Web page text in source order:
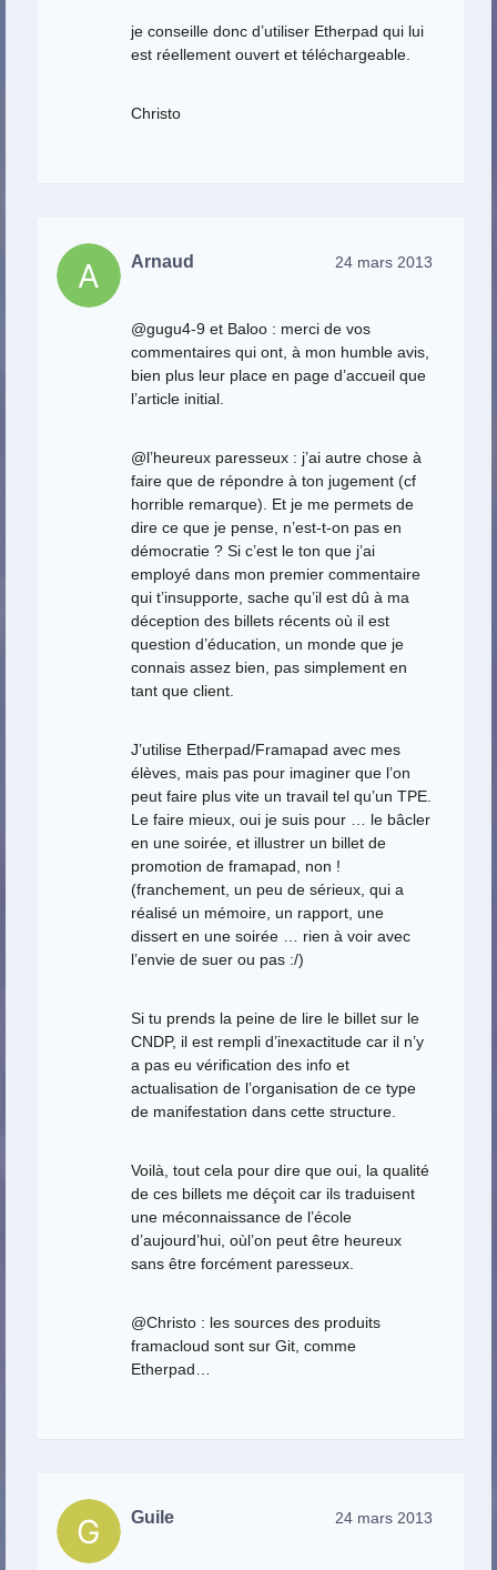
je conseille donc d’utiliser Etherpad qui lui
est réellement ouvert et téléchargeable.
Christo
Arnaud 24 mars 2013
@gugu4-9 et Baloo : merci de vos
commentaires qui ont, à mon humble avis,
bien plus leur place en page d’accueil que
l’article initial.
@l’heureux paresseux : j’ai autre chose à
faire que de répondre à ton jugement (cf
horrible remarque). Et je me permets de
dire ce que je pense, n’est-t-on pas en
démocratie ? Si c’est le ton que j’ai
employé dans mon premier commentaire
qui t’insupporte, sache qu’il est dû à ma
déception des billets récents où il est
question d’éducation, un monde que je
connais assez bien, pas simplement en
tant que client.
J’utilise Etherpad/Framapad avec mes
élèves, mais pas pour imaginer que l’on
peut faire plus vite un travail tel qu’un TPE.
Le faire mieux, oui je suis pour … le bâcler
en une soirée, et illustrer un billet de
promotion de framapad, non !
(franchement, un peu de sérieux, qui a
réalisé un mémoire, un rapport, une
dissert en une soirée … rien à voir avec
l’envie de suer ou pas :/)
Si tu prends la peine de lire le billet sur le
CNDP, il est rempli d’inexactitude car il n’y
a pas eu vérification des info et
actualisation de l’organisation de ce type
de manifestation dans cette structure.
Voilà, tout cela pour dire que oui, la qualité
de ces billets me déçoit car ils traduisent
une méconnaissance de l’école
d’aujourd’hui, oùl’on peut être heureux
sans être forcément paresseux.
@Christo : les sources des produits
framacloud sont sur Git, comme
Etherpad…
Guile 24 mars 2013